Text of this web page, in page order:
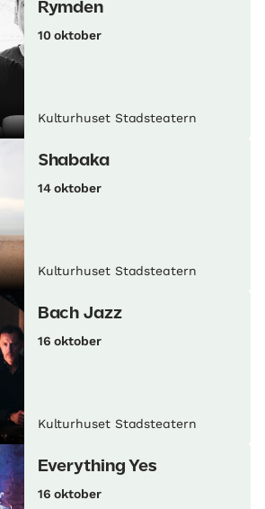
Rymden
10 oktober
Kulturhuset Stadsteatern
Shabaka
14 oktober
Kulturhuset Stadsteatern
Bach Jazz
16 oktober
Kulturhuset Stadsteatern
Everything Yes
16 oktober